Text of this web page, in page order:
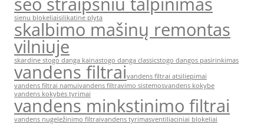
sienu blokeliaisilikatine plyta
skalbimo mašinų remontas
vilniuje
skardine stogo danga kainastogo danga classicstogo dangos pasirinkimas
vandens filtraivandens filtrai atsiliepimai
vandens filtrai namuivandens filtravimo sistemosvandens kokybe
vandens kokybės tyrimai
vandens minkstinimo filtrai
vandens nugeležinimo filtraivandens tyrimasventiliaciniai blokeliai